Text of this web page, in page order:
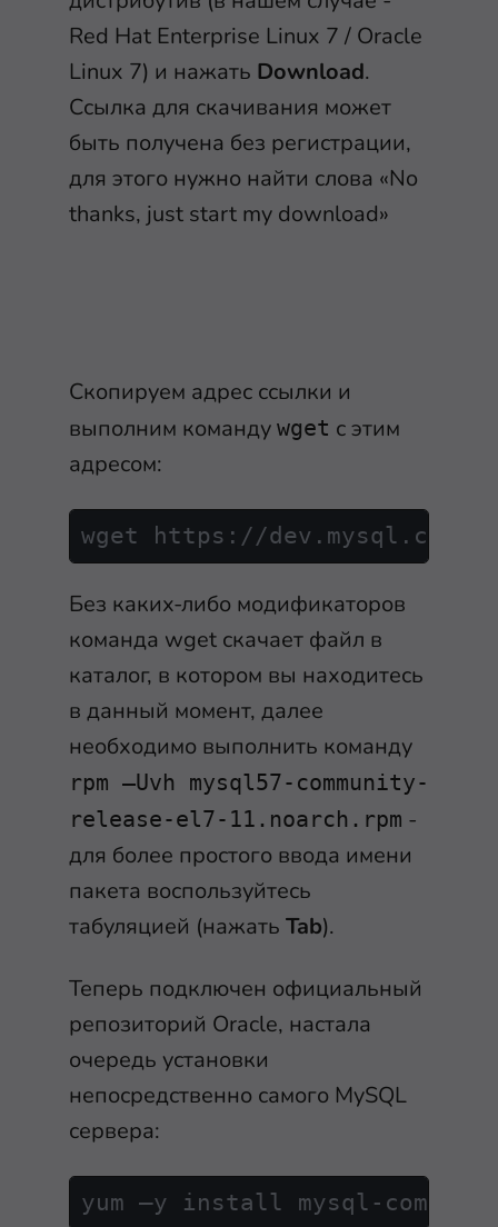
Red Hat Enterprise Linux 7 / Oracle
Linux 7) и нажать Download.
Ссылка для скачивания может
быть получена без регистрации,
для этого нужно найти слова «No
thanks, just start my download»
Скопируем адрес ссылки и
выполним команду wget с этим
адресом:
wget https: //dev.mysql.com
Без каких-либо модификаторов
команда wget скачает файл в
каталог, в котором вы находитесь
в данный момент, далее
необходимо выполнить команду
rpm –Uvh mysql57-community-
release-el7-11.noarch.rpm -
для более простого ввода имени
пакета воспользуйтесь
табуляцией (нажать Tab).
Теперь подключен официальный
репозиторий Oracle, настала
очередь установки
непосредственно самого MySQL
сервера:
yum –y install mysql-